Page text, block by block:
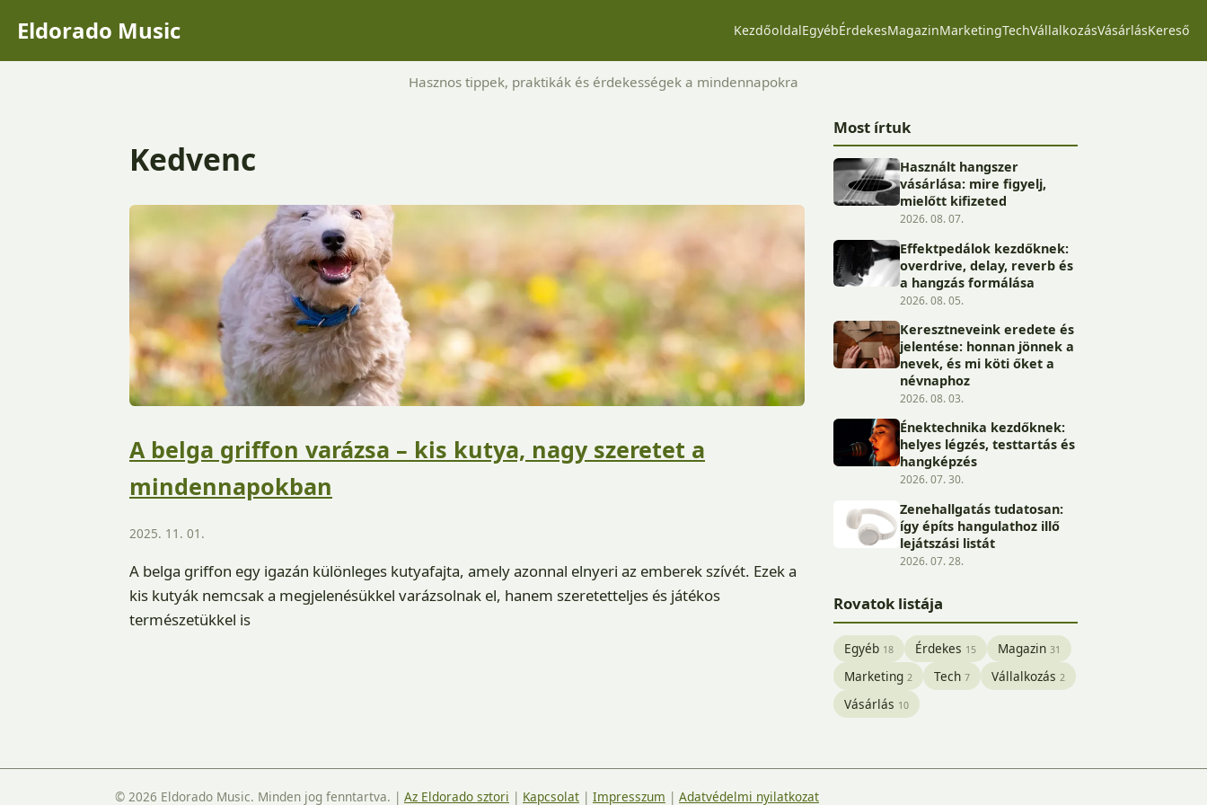
Eldorado Music KezdőoldalEgyébÉrdekesMagazinMarketingTechVállalkozásVásárlásKereső
Hasznos tippek, praktikák és érdekességek a mindennapokra
Kedvenc
A belga griffon varázsa – kis kutya, nagy szeretet a
mindennapokban
2025. 11. 01.
A belga griffon egy igazán különleges kutyafajta, amely azonnal elnyeri az emberek szívét. Ezek a
kis kutyák nemcsak a megjelenésükkel varázsolnak el, hanem szeretetteljes és játékos
természetükkel is
Most írtuk
Használt hangszer
vásárlása: mire figyelj,
mielőtt kifizeted
2026. 08. 07.
Effektpedálok kezdőknek:
overdrive, delay, reverb és
a hangzás formálása
2026. 08. 05.
Keresztneveink eredete és
jelentése: honnan jönnek a
nevek, és mi köti őket a
névnaphoz
2026. 08. 03.
Énektechnika kezdőknek:
helyes légzés, testtartás és
hangképzés
2026. 07. 30.
Zenehallgatás tudatosan:
így építs hangulathoz illő
lejátszási listát
2026. 07. 28.
Rovatok listája
Egyéb 18 Érdekes 15 Magazin 31
Marketing 2 Tech 7 Vállalkozás 2
Vásárlás 10
© 2026 Eldorado Music. Minden jog fenntartva. | Az Eldorado sztori | Kapcsolat | Impresszum | Adatvédelmi nyilatkozat